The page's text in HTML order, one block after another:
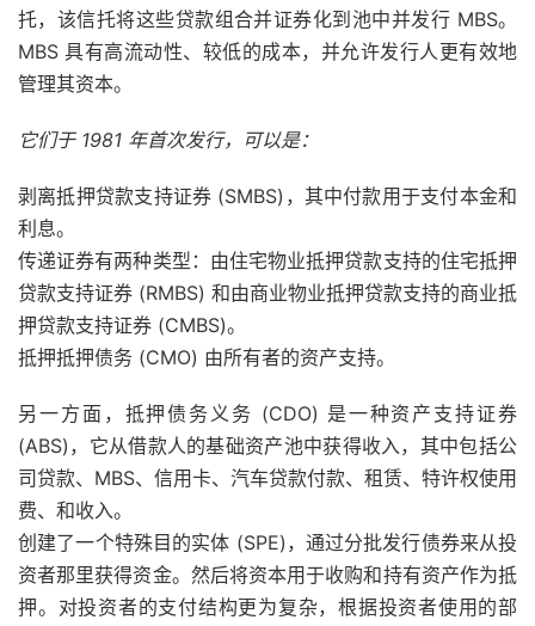
托，该信托将这些贷款组合并证券化到池中并发行 MBS。
MBS 具有高流动性、较低的成本，并允许发行人更有效地
管理其资本。
它们于 1981 年首次发行，可以是：
剥离抵押贷款支持证券 (SMBS)，其中付款用于支付本金和
利息。
传递证券有两种类型：由住宅物业抵押贷款支持的住宅抵押
贷款支持证券 (RMBS) 和由商业物业抵押贷款支持的商业抵
押贷款支持证券 (CMBS)。
抵押抵押债务 (CMO) 由所有者的资产支持。
另一方面，抵押债务义务 (CDO) 是一种资产支持证券
(ABS)，它从借款人的基础资产池中获得收入，其中包括公
司贷款、MBS、信用卡、汽车贷款付款、租赁、特许权使用
费、和收入。
创建了一个特殊目的实体 (SPE)，通过分批发行债券来从投
资者那里获得资金。然后将资本用于收购和持有资产作为抵
押。对投资者的支付结构更为复杂，根据投资者使用的部